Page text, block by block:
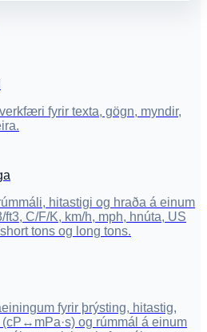
fyrir texta, gögn, myndir,
hitastigi og hraða á einum
C/F/K, km/h, mph, hnúta, US
tons og long tons.
fyrir þrýsting, hitastig,
og rúmmál á einum